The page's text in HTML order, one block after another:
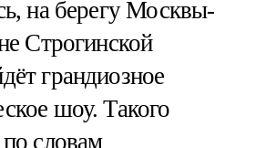
на берегу Москвы-
Строгинской
грандиозное
шоу. Такого
словам